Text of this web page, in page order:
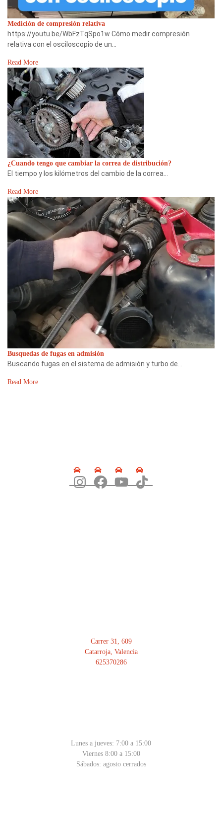
Medición de compresión relativa
https://youtu.be/WbFzTqSpo1w Cómo medir compresión
relativa con el osciloscopio de un…
Read More
¿Cuando tengo que cambiar la correa de distribución?
El tiempo y los kilómetros del cambio de la correa…
Read More
Busquedas de fugas en admisión
Buscando fugas en el sistema de admisión y turbo de…
Read More
Carrer 31, 609
Catarroja, Valencia
625370286
Lunes a jueves: 7:00 a 15:00
Viernes 8:00 a 15:00
Sábados: agosto cerrados